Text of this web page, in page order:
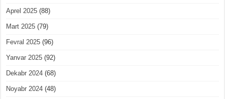
Aprel 2025 (88)
Mart 2025 (79)
Fevral 2025 (96)
Yanvar 2025 (92)
Dekabr 2024 (68)
Noyabr 2024 (48)